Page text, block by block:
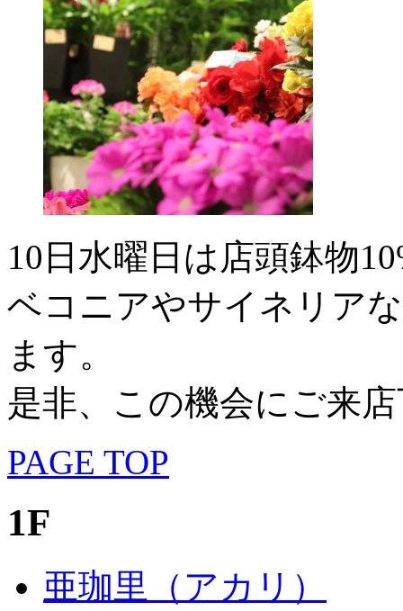
10日水曜日は店頭鉢物
ベコニアやサイネリア
ます。
是非、この機会にご来
PAGE TOP
1F
亜珈里（アカリ）